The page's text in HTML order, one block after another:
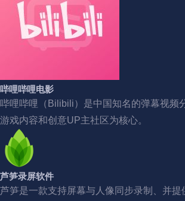
哔哩哔哩电影
哔哩哔哩（Bilibili）是中国知名的弹幕视频
游戏内容和创意UP主社区为核心。
芦笋录屏软件
芦笋是一款支持屏幕与人像同步录制、并提